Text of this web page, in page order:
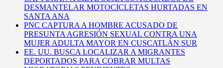
DESMANTELAR MOTOCICLETAS HURTADAS EN
SANTA ANA
PNC CAPTURA A HOMBRE ACUSADO DE
PRESUNTA AGRESIÓN SEXUAL CONTRA UNA
MUJER ADULTA MAYOR EN CUSCATLÁN SUR
EE. UU. BUSCA LOCALIZAR A MIGRANTES
DEPORTADOS PARA COBRAR MULTAS